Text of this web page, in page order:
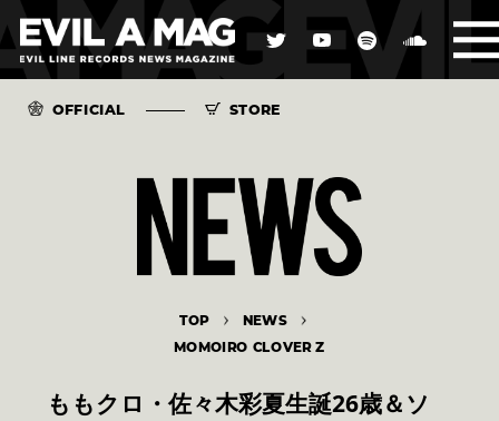
OFFICIAL STORE
TOP NEWS
MOMOIRO CLOVER Z
ももクロ・佐々木彩夏生誕26歳＆ソ